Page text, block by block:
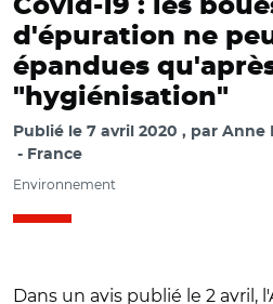
Covid-19 : les
d'épuration ne
épandues
"hygiénisation"
Publié le 7 avril 2020 par Anne
France
Environnement
Dans un avis publié le 2 avril,